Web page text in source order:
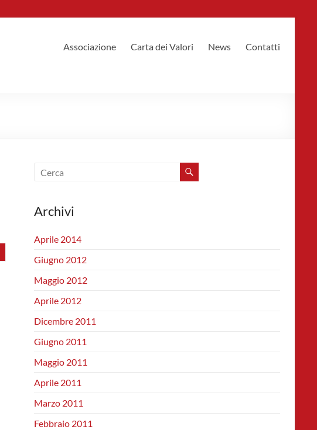
Associazione Carta dei Valori News Contatti
Archivi
Aprile 2014
Giugno 2012
Maggio 2012
Aprile 2012
Dicembre 2011
Giugno 2011
Maggio 2011
Aprile 2011
Marzo 2011
Febbraio 2011